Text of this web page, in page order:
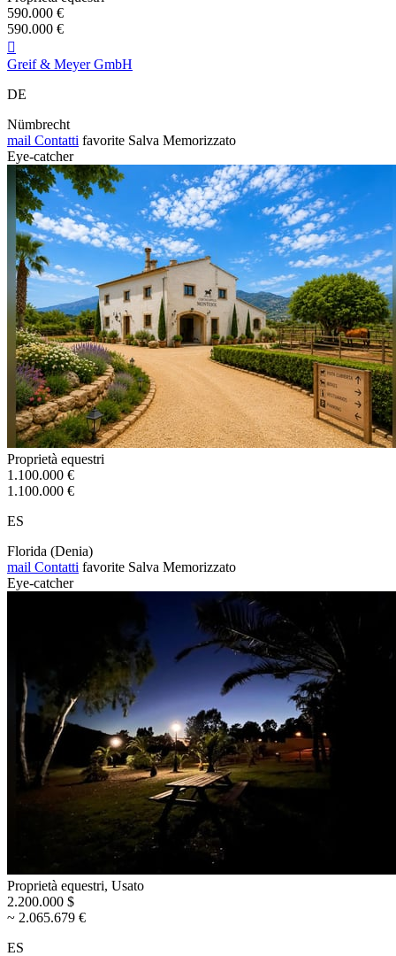
590.000 €
590.000 €

Greif & Meyer GmbH
DE
Nümbrecht
mail Contatti favorite Salva Memorizzato
Eye-catcher
Proprietà equestri
1.100.000 €
1.100.000 €
ES
Florida (Denia)
mail Contatti favorite Salva Memorizzato
Eye-catcher
Proprietà equestri, Usato
2.200.000 $
~ 2.065.679 €
ES